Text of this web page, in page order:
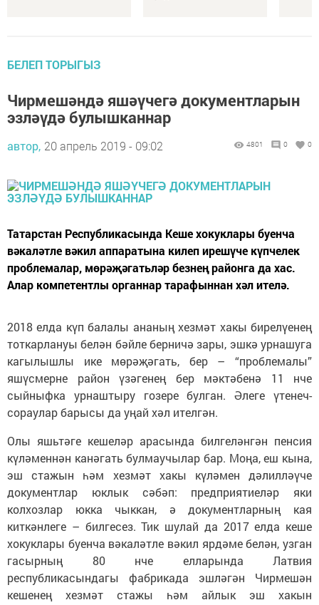
БЕЛЕП ТОРЫГЫЗ
Чирмешәндә яшәүчегә документларын
эзләүдә булышканнар
автор, 20 апрель 2019 - 09:02 4801 0 0
Татарстан Республикасында Кеше хокуклары буенча
вәкаләтле вәкил аппаратына килеп ирешүче күпчелек
проблемалар, мөрәҗәгатьләр безнең районга да хас.
Алар компетентлы органнар тарафыннан хәл ителә.
2018 елда күп балалы ананың хезмәт хакы бирелүенең
тоткарлануы белән бәйле берничә зары, эшкә урнашуга
кагылышлы ике мөрәҗәгать, бер – “проблемалы”
яшүсмерне район үзәгенең бер мәктәбенә 11 нче
сыйныфка урнаштыру гозере булган. Әлеге үтенеч-
сораулар барысы да уңай хәл ителгән.
Олы яшьтәге кешеләр арасында билгеләнгән пенсия
күләменнән канәгать булмаучылар бар. Моңа, еш кына,
эш стажын һәм хезмәт хакы күләмен дәлилләүче
документлар юклык сәбәп: предприятиеләр яки
колхозлар юкка чыккан, ә документларның кая
киткәнлеге – билгесез. Тик шулай да 2017 елда кеше
хокуклары буенча вәкаләтле вәкил ярдәме белән, узган
гасырның 80 нче елларында Латвия
республикасындагы фабрикада эшләгән Чирмешән
кешенең хезмәт стажы һәм айлык эш хакын